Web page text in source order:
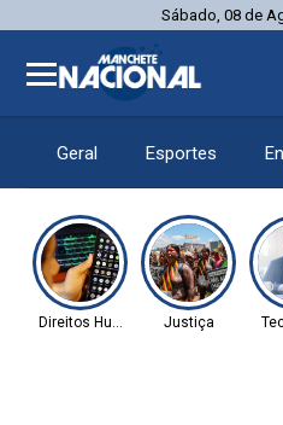
Sábado, 08 de
Geral Esportes
Direitos Humanos Justiça